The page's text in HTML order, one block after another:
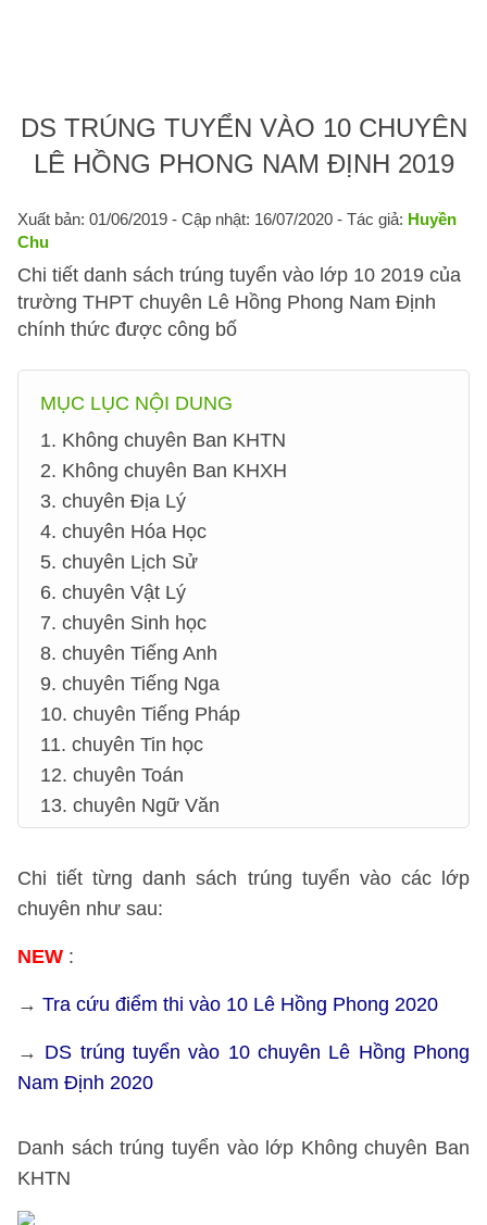
DS TRÚNG TUYỂN VÀO 10 CHUYÊN
LÊ HỒNG PHONG NAM ĐỊNH 2019
Xuất bản: 01/06/2019 - Cập nhật: 16/07/2020 - Tác giả: Huyền
Chu
Chi tiết danh sách trúng tuyển vào lớp 10 2019 của
trường THPT chuyên Lê Hồng Phong Nam Định
chính thức được công bố
MỤC LỤC NỘI DUNG
1. Không chuyên Ban KHTN
2. Không chuyên Ban KHXH
3. chuyên Địa Lý
4. chuyên Hóa Học
5. chuyên Lịch Sử
6. chuyên Vật Lý
7. chuyên Sinh học
8. chuyên Tiếng Anh
9. chuyên Tiếng Nga
10. chuyên Tiếng Pháp
11. chuyên Tin học
12. chuyên Toán
13. chuyên Ngữ Văn
Chi tiết từng danh sách trúng tuyển vào các lớp
chuyên như sau:
NEW :
→ Tra cứu điểm thi vào 10 Lê Hồng Phong 2020
→ DS trúng tuyển vào 10 chuyên Lê Hồng Phong
Nam Định 2020
Danh sách trúng tuyển vào lớp Không chuyên Ban
KHTN